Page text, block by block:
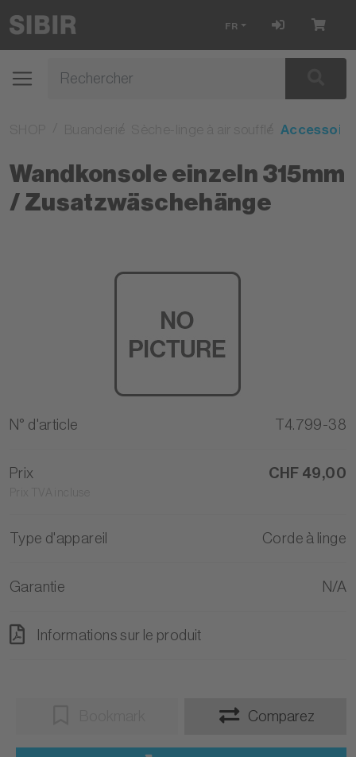
FR
Wandkonsole einzeln 315mm
/ Zusatzwäschehänge
N° d'article T4.799-38
Prix CHF 49,00
Type d'appareil Corde à linge
Garantie N/A
Informations sur le produit
Comparez